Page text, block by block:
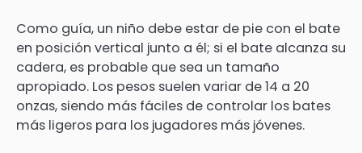
Como guía, un niño debe estar de pie con el bate
en posición vertical junto a él; si el bate alcanza su
cadera, es probable que sea un tamaño
apropiado. Los pesos suelen variar de 14 a 20
onzas, siendo más fáciles de controlar los bates
más ligeros para los jugadores más jóvenes.